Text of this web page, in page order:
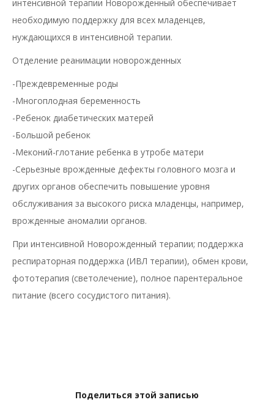
интенсивной терапии Новорожденный обеспечивает
необходимую поддержку для всех младенцев,
нуждающихся в интенсивной терапии.
Отделение реанимации новорожденных
-Преждевременные роды
-Многоплодная беременность
-Ребенок диабетических матерей
-Большой ребенок
-Меконий-глотание ребенка в утробе матери
-Серьезные врожденные дефекты головного мозга и
других органов обеспечить повышение уровня
обслуживания за высокого риска младенцы, например,
врожденные аномалии органов.
При интенсивной Новорожденный терапии; поддержка
респираторная поддержка (ИВЛ терапии), обмен крови,
фототерапия (светолечение), полное парентеральное
питание (всего сосудистого питания).
Поделиться этой записью